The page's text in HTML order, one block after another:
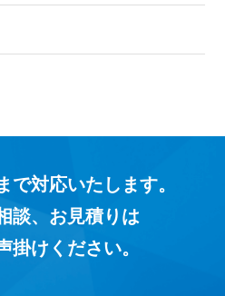
で対応いたします。
談、お見積りは
掛けください。